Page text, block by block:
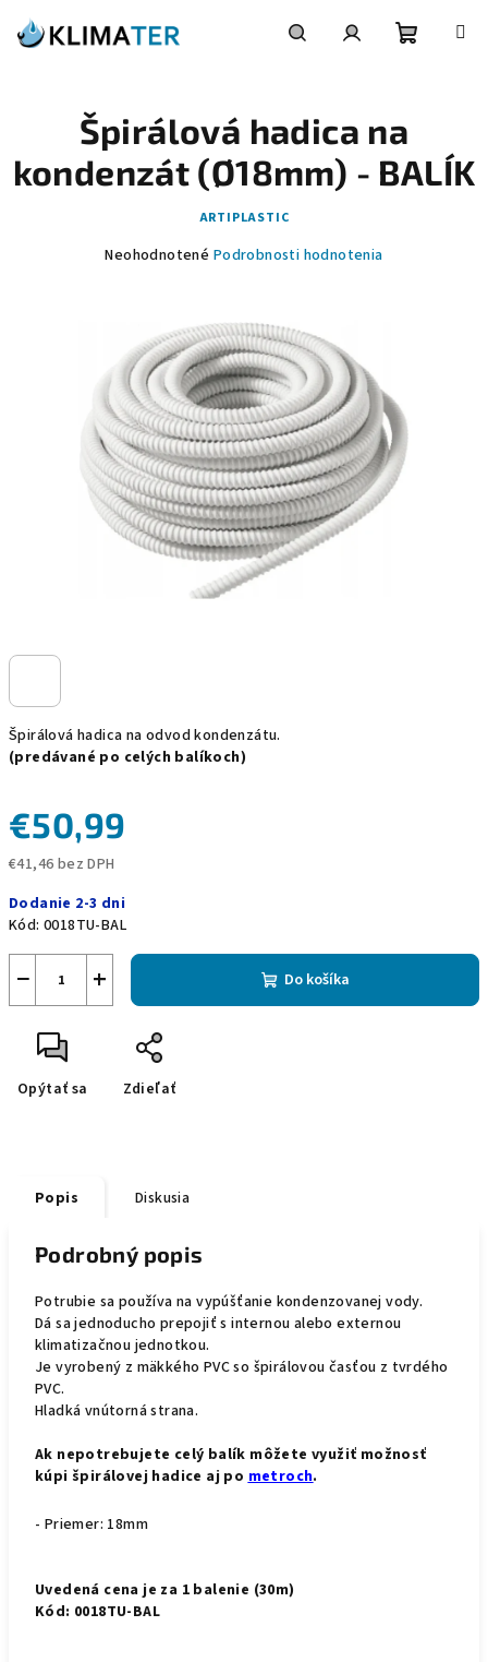
obsah
košík
Špirálová hadica na odvod kondenzátu.
(predávané po celých balíkoch)
€50,99
€41,46 bez DPH
cena:
Dodanie 2-3 dni
Kód: 0018TU-BAL
+
− Do košíka
Opýtať sa Zdieľať
Špirálová hadica na
kondenzát (Ø18mm) - BALÍK
ARTIPLASTIC
Priemerné
5
hviezdičiek.
Neohodnotené Podrobnosti hodnotenia
Popis Diskusia
Podrobný popis
Potrubie sa používa na vypúšťanie kondenzovanej vody.
Dá sa jednoducho prepojiť s internou alebo externou
klimatizačnou jednotkou.
Je vyrobený z mäkkého PVC so špirálovou časťou z tvrdého
PVC.
Hladká vnútorná strana.
Ak nepotrebujete celý balík môžete využiť možnosť
kúpi špirálovej hadice aj pometroch.
- Priemer: 18mm
Uvedená cena je za 1 balenie (30m)
Kód: 0018TU-BAL